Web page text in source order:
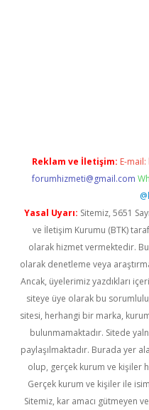
Reklam ve İletişim: E-mail:
forumhizmeti@gmail.com
Yasal Uyarı: Sitemiz, 5651
ve İletişim Kurumu (BTK)
olarak hizmet vermektedir.
olarak denetleme veya
Ancak, üyelerimiz yazdıkları
siteye üye olarak bu
sitesi, herhangi bir marka,
bulunmamaktadır. Sitede
paylaşılmaktadır. Burada yer
olup, gerçek kurum ve kişiler
Gerçek kurum ve kişiler ile
Sitemiz, kar amacı gütmeyen